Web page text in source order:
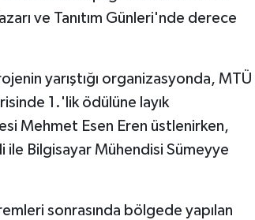
ve Tanıtım Günleri'nde derece
yarıştığı organizasyonda, MTÜ
1.'lik ödülüne layık
Mehmet Esen Eren üstlenirken,
ile Bilgisayar Mühendisi Sümeyye
sonrasında bölgede yapılan